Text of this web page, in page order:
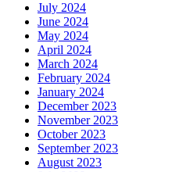
July 2024
June 2024
May 2024
April 2024
March 2024
February 2024
January 2024
December 2023
November 2023
October 2023
September 2023
August 2023